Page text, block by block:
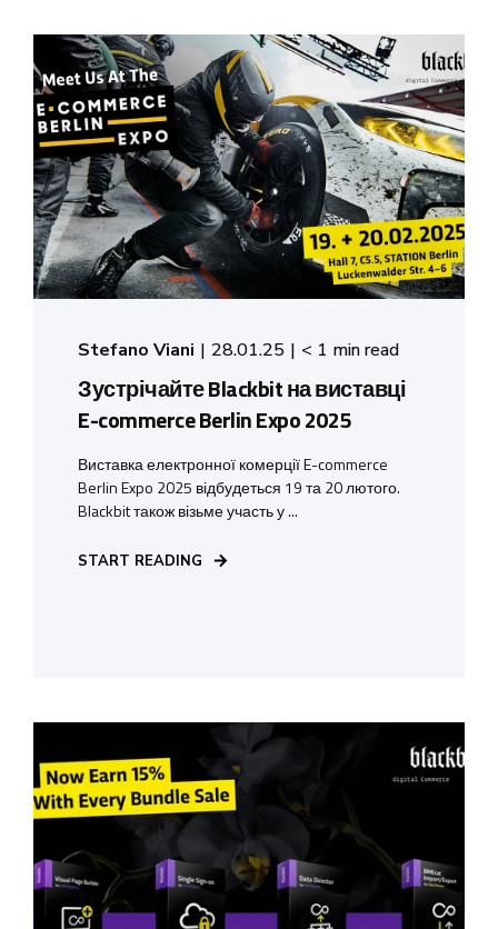
Stefano Viani 28.01.25 < 1 min read
Зустрічайте Blackbit на виставці
E-commerce Berlin Expo 2025
Виставка електронної комерції E-commerce
Berlin Expo 2025 відбудеться 19 та 20 лютого.
Blackbit також візьме участь у ...
START READING